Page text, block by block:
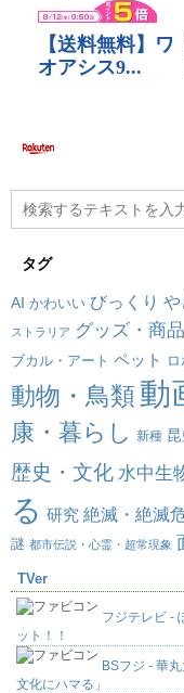
タグ
AI かわいい びっくり や
ストラリア グッズ・商品
ブカル・アート ペット
動物・鳥類動
康・暮らし
新種
歴史・文化 水中生
る 研究 絶滅・絶滅
謎 都市伝説・心霊・超常現象
TVer
フジテレビ -
ット！！
BSフジ - 華
文化にハマる」